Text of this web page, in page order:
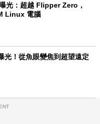
光：超越 Flipper Zero，
Linux 電腦
光！從魚眼變焦到超望遠定